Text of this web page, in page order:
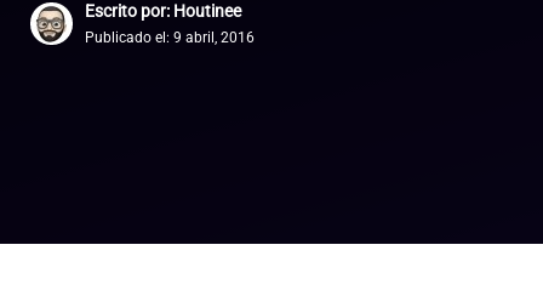
Escrito por: Houtinee
Publicado el: 9 abril, 2016